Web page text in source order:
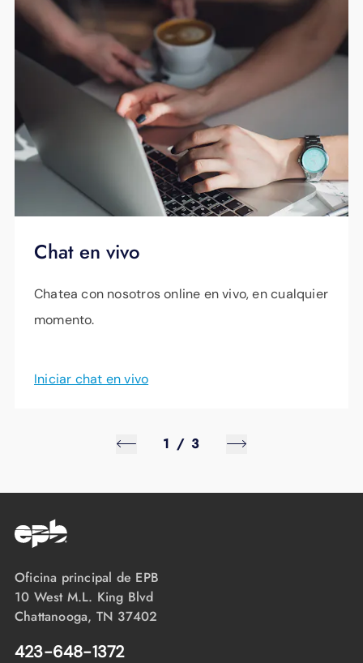
Educar al cliente sobre cómo configurar
redes seguras a través de la aplicación
WorkPass
Ayudar a los clientes a conectar
dispositivos inalámbricos, si se lo
solicita.
Brindar soporte técnico local
especializado las 24 horas, los 7 días de
la semana y los 365 días del año
Chat en vivo
Chatea con nosotros online en vivo, en cualquier
momento.
Iniciar chat en vivo
1 / 3
Oficina principal de EPB
10 West M.L. King Blvd
Chattanooga, TN 37402
423-648-1372